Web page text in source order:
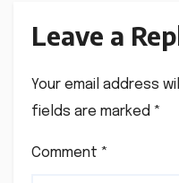
Leave a
Your email address
fields are marked *
Comment *